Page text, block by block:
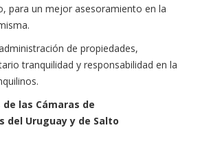
para un mejor asesoramiento en la
de propiedades,
tranquilidad y responsabilidad en la
las Cámaras de
del Uruguay y de Salto